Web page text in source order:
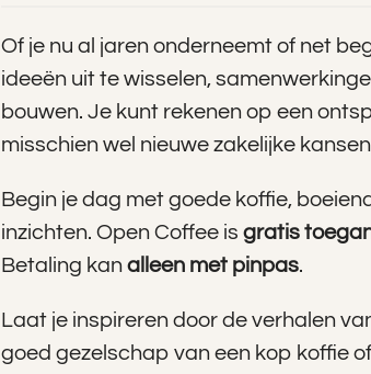
Of je nu al jaren onderneemt of net
ideeën uit te wisselen,
bouwen. Je kunt rekenen op een
misschien wel nieuwe zakelijke
Begin je dag met goede koffie,
inzichten. Open Coffee is gratis
Betaling kan alleen met pinpas.
Laat je inspireren door de verhalen
goed gezelschap van een kop koffie